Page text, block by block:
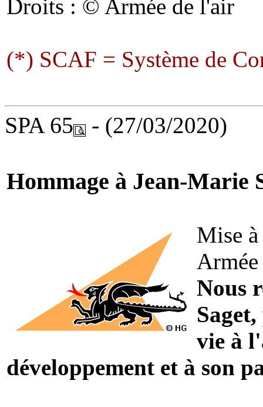
Droits : © Armée de l'air
(*) SCAF = Système de
SPA 65 - (27/03/2020)
Hommage à Jean-Marie
Mise
Nous
vie à
développement et à son